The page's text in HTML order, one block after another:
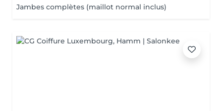
Jambes complètes (maillot normal inclus)